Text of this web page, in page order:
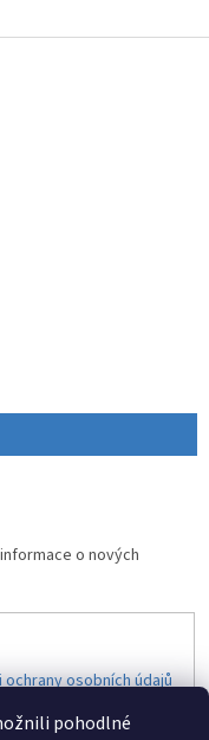
pohodlné
o nových
osobních údajů